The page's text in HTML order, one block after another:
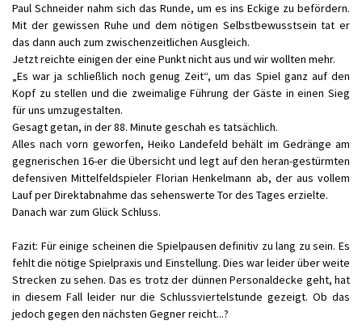
Paul Schneider nahm sich das Runde, um es ins Eckige zu befördern.
Mit der gewissen Ruhe und dem nötigen Selbstbewusstsein tat er
das dann auch zum zwischenzeitlichen Ausgleich.
Jetzt reichte einigen der eine Punkt nicht aus und wir wollten mehr.
„Es war ja schließlich noch genug Zeit“, um das Spiel ganz auf den
Kopf zu stellen und die zweimalige Führung der Gäste in einen Sieg
für uns umzugestalten.
Gesagt getan, in der 88. Minute geschah es tatsächlich.
Alles nach vorn geworfen, Heiko Landefeld behält im Gedränge am
gegnerischen 16-er die Übersicht und legt auf den heran-gestürmten
defensiven Mittelfeldspieler Florian Henkelmann ab, der aus vollem
Lauf per Direktabnahme das sehenswerte Tor des Tages erzielte.
Danach war zum Glück Schluss.
Fazit: Für einige scheinen die Spielpausen definitiv zu lang zu sein. Es
fehlt die nötige Spielpraxis und Einstellung. Dies war leider über weite
Strecken zu sehen. Das es trotz der dünnen Personaldecke geht, hat
in diesem Fall leider nur die Schlussviertelstunde gezeigt. Ob das
jedoch gegen den nächsten Gegner reicht...?